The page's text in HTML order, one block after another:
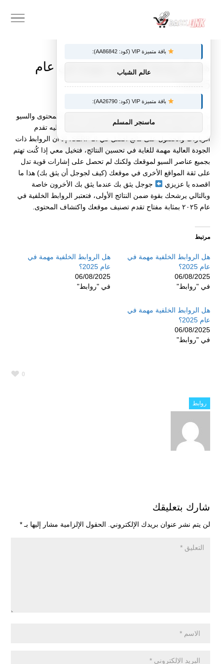
هل الروابط الخلفية مهمة في عام
2025؟
نعم، هي مهمة في كل الأوقات، فبالرغم من أن جودة المحتوى والسيو
التقني للمواقع والمتاجر الإلكترونية هام للغاية ويعتمد عليه تقدم
الزيارات والحصول على نتائج أفضل في الـ SERP، إلا أن الروابط ذات
الجودة العالية مهمة للغاية في تحسين النتائج، فتخيل معي إذا كُنت تهتم
بجميع عناصر السيو لموقعك ولكنك لم تحصل على إشارات قوية تدل
على ثقة المواقع الأخرى في موقعك (كيف لجوجل أن يثق بك) هذا ما
اقصده يا عزيزي
جوجل يثق بك عندما يثق بك الأخرون خاصة
وبالتالي يرشحك بقوة ضمن النتائج الأولى، فتعتبر الروابط الخلفية في
عام ٢٠٢5 بمثابة مفتاح تقدم تصنيف موقعك واكتشاف المحتوى.
مرتبط
هل الروابط الخلفية مهمة في
عام 2025؟
06/08/2025
في "روابط"
هل الروابط الخلفية مهمة في
عام 2025؟
06/08/2025
في "روابط"
هل الروابط الخلفية مهمة في
عام 2025؟
06/08/2025
في "روابط"
0
روابط
شارك بتعليقك
لن يتم نشر عنوان بريدك الإلكتروني. الحقول الإلزامية مشار إليها بـ *
توصيات :
باقة متميزة VIP (كود: AA86842):
عالم الشباب
باقة متميزة VIP (كود: AA26790):
ماسنجر المسلم